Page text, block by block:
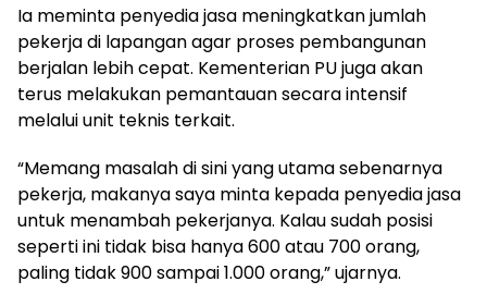
Ia meminta penyedia jasa meningkatkan jumlah
pekerja di lapangan agar proses pembangunan
berjalan lebih cepat. Kementerian PU juga akan
terus melakukan pemantauan secara intensif
melalui unit teknis terkait.
“Memang masalah di sini yang utama sebenarnya
pekerja, makanya saya minta kepada penyedia jasa
untuk menambah pekerjanya. Kalau sudah posisi
seperti ini tidak bisa hanya 600 atau 700 orang,
paling tidak 900 sampai 1.000 orang,” ujarnya.